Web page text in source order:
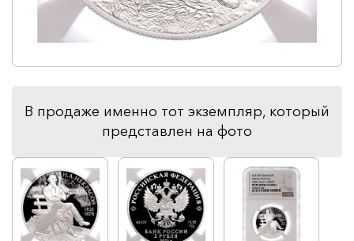
В продаже именно тот экземпляр, который
представлен на фото